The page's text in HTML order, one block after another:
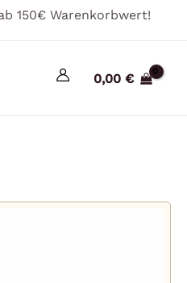
150€ Warenkorbwert!
0,00 €